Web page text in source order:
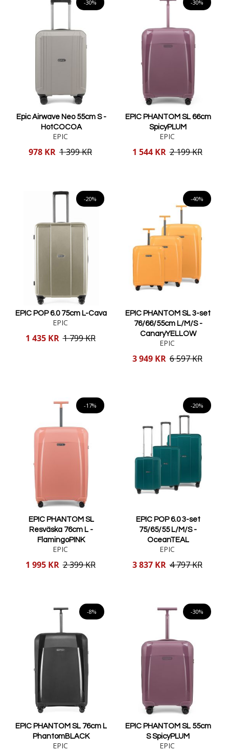
-30%
Epic Airwave Neo 55cm S -
HotCOCOA
EPIC
Reducerat
978 KR 1 399 KR
-30%
EPIC PHANTOM SL 66cm
SpicyPLUM
EPIC
Reducerat
1 544 KR 2 199 KR
-20%
EPIC POP 6.0 75cm L-Cava
EPIC
Reducerat
1 435 KR 1 799 KR
-40%
EPIC PHANTOM SL 3-set
76/66/55cm L/M/S -
CanaryYELLOW
EPIC
Reducerat
3 949 KR 6 597 KR
-17%
EPIC PHANTOM SL
Resväska 76cm L -
FlamingoPINK
EPIC
Reducerat
1 995 KR 2 399 KR
-20%
EPIC POP 6.0 3-set
75/65/55 L/M/S -
OceanTEAL
EPIC
Reducerat
3 837 KR 4 797 KR
-8%
EPIC PHANTOM SL 76cm L
PhantomBLACK
EPIC
-30%
EPIC PHANTOM SL 55cm
S SpicyPLUM
EPIC